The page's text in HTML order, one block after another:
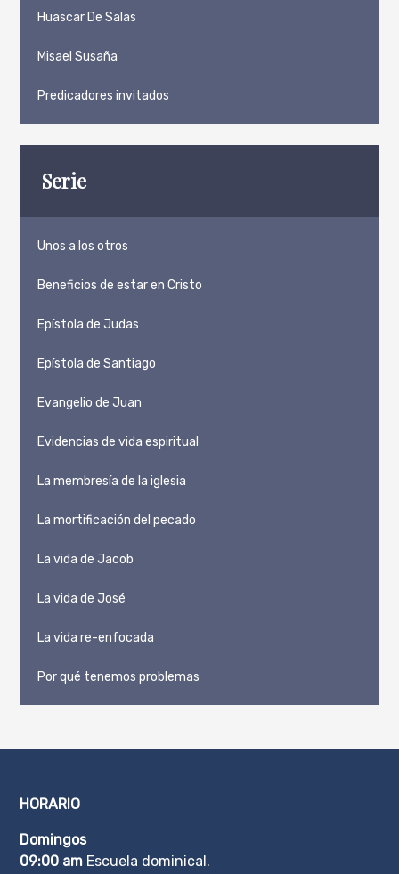
Huascar De Salas
Misael Susaña
Predicadores invitados
Serie
Unos a los otros
Beneficios de estar en Cristo
Epístola de Judas
Epístola de Santiago
Evangelio de Juan
Evidencias de vida espiritual
La membresía de la iglesia
La mortificación del pecado
La vida de Jacob
La vida de José
La vida re-enfocada
Por qué tenemos problemas
HORARIO
Domingos
09:00 am Escuela dominical.